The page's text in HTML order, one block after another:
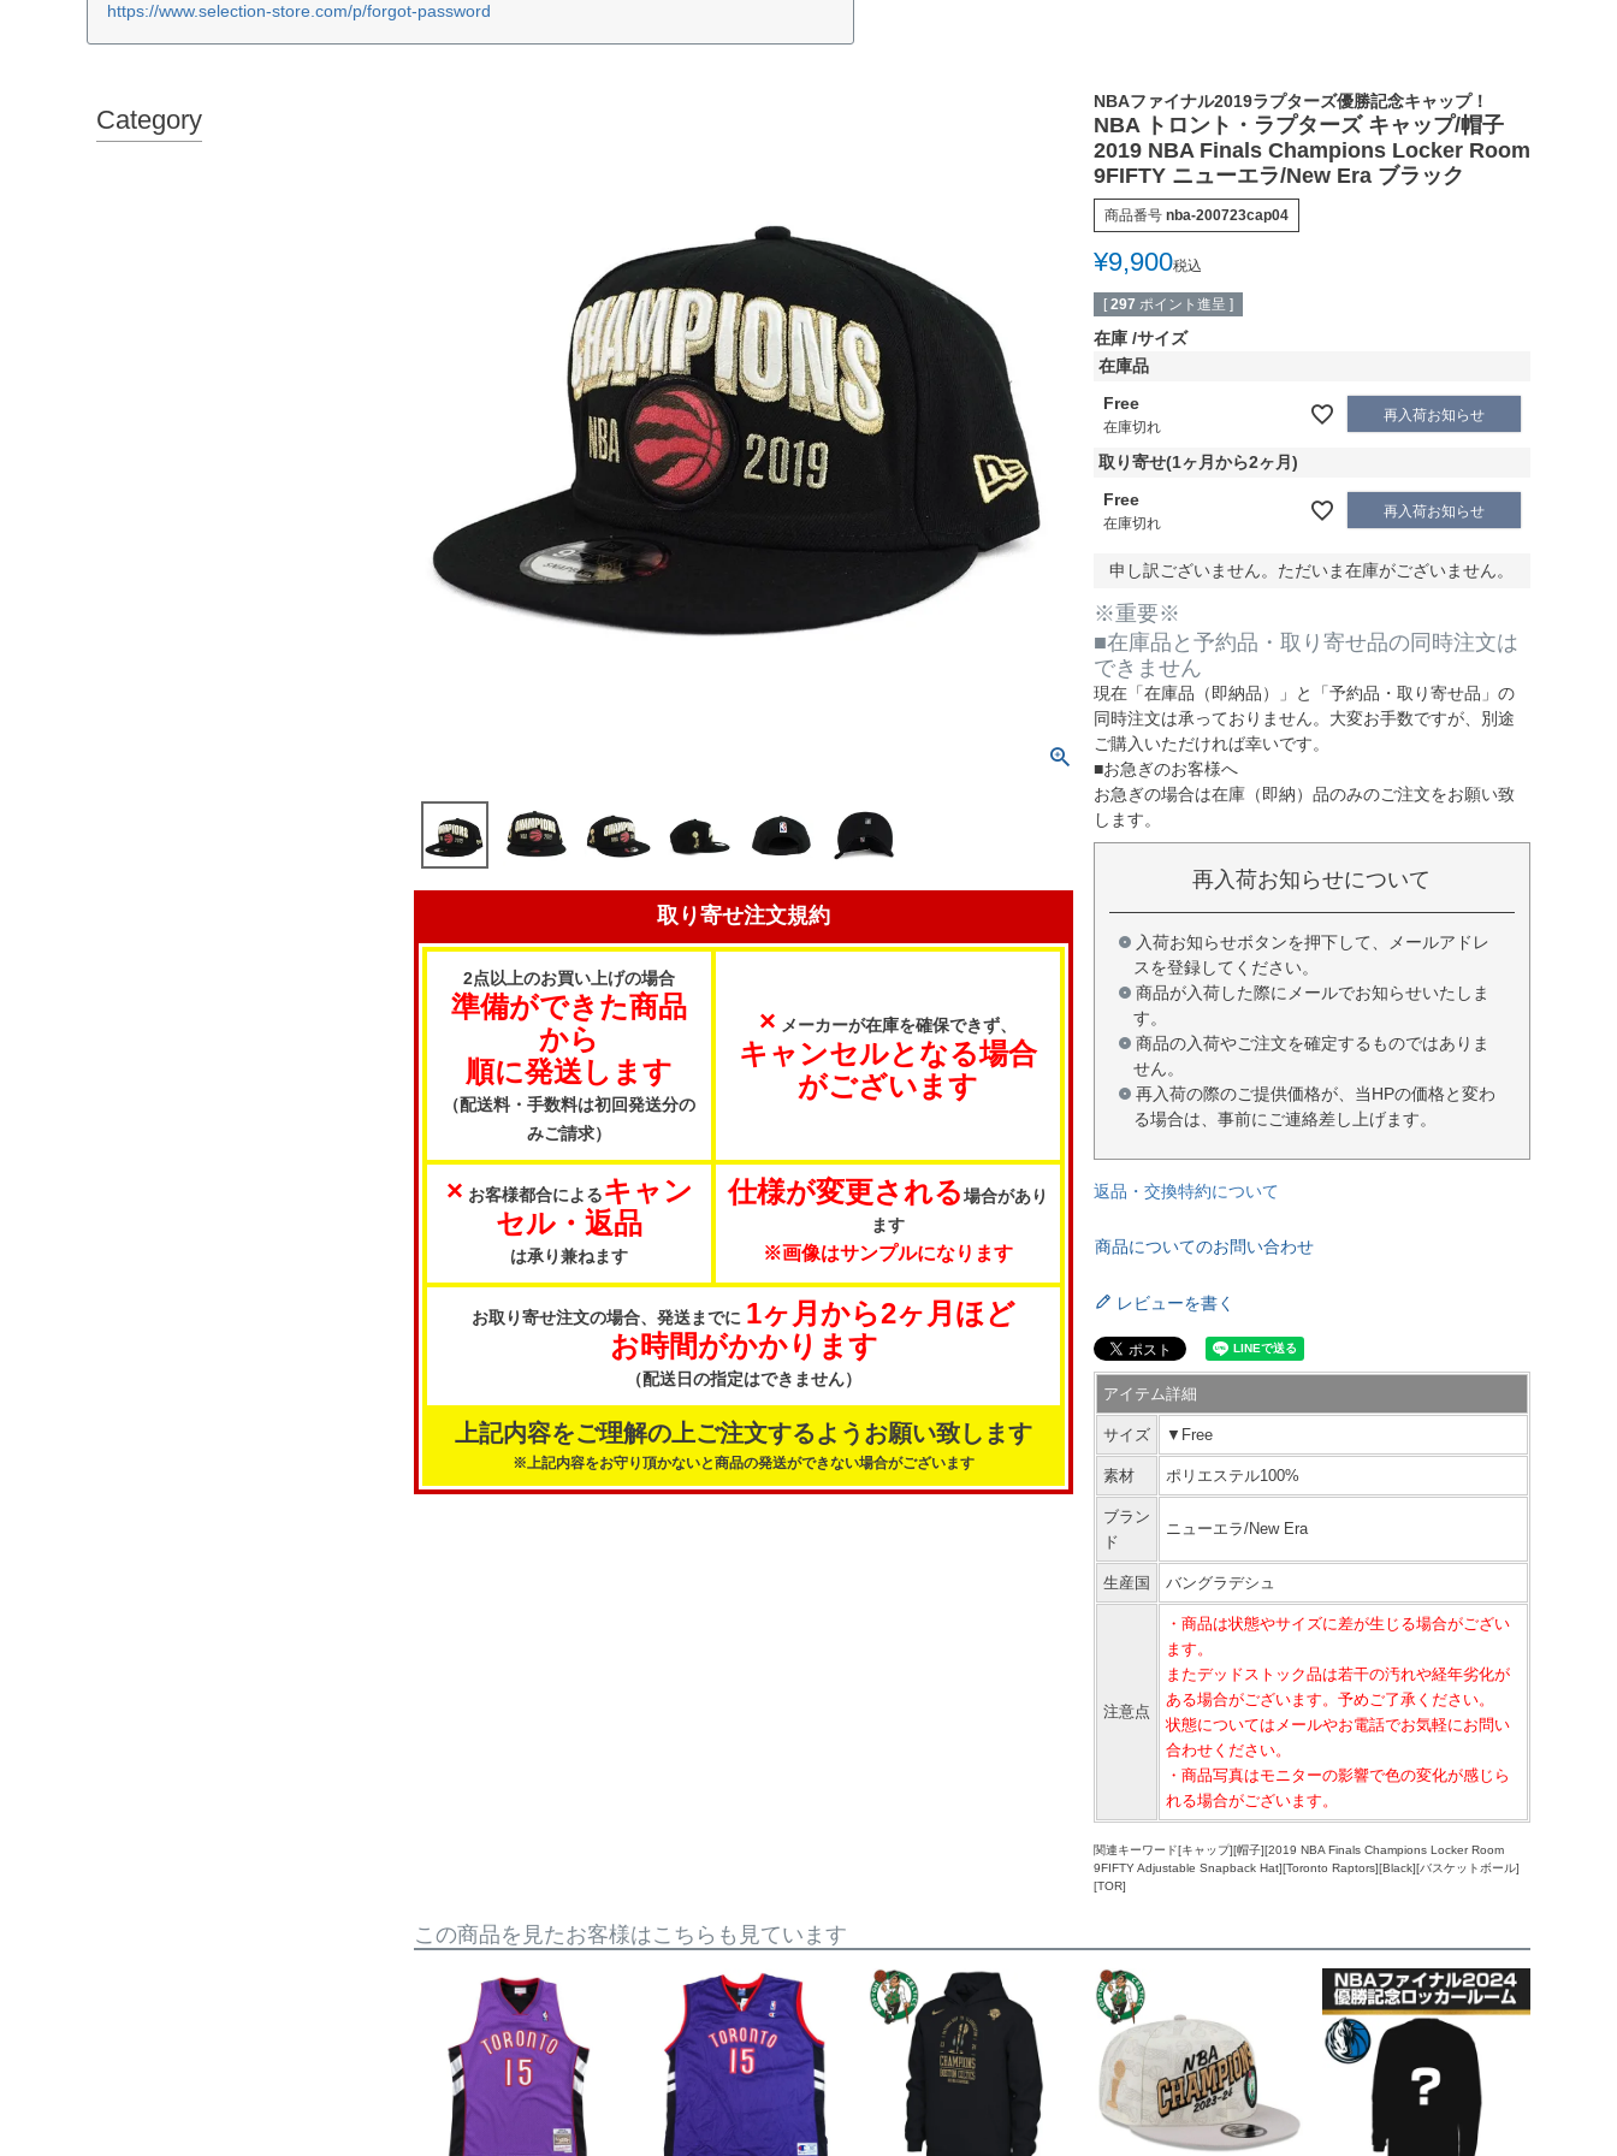
https://www.selection-store.com/p/forgot-password
Category
取り寄せ注文規約
2点以上のお買い上げの場合
準備ができた商品
から
順に発送します
（配送料・手数料は初回発送分の
みご請求）
× メーカーが在庫を確保できず、
キャンセルとなる場合
がございます
× お客様都合によるキャン
セル・返品
は承り兼ねます
仕様が変更される場合があり
ます
※画像はサンプルになります
お取り寄せ注文の場合、発送までに 1ヶ月から2ヶ月ほど
お時間がかかります
（配送日の指定はできません）
上記内容をご理解の上ご注文するようお願い致します
※上記内容をお守り頂かないと商品の発送ができない場合がございます
NBAファイナル2019ラプターズ優勝記念キャップ！
NBA トロント・ラプターズ キャップ/帽子
2019 NBA Finals Champions Locker Room
9FIFTY ニューエラ/New Era ブラック
商品番号 nba-200723cap04
¥9,900税込
[ 297 ポイント進呈 ]
在庫 サイズ
在庫品
Free
在庫切れ
再入荷お知らせ
取り寄せ(1ヶ月から2ヶ月)
Free
在庫切れ
再入荷お知らせ
申し訳ございません。ただいま在庫がございません。
※重要※
■在庫品と予約品・取り寄せ品の同時注文は
できません
現在「在庫品（即納品）」 と 「予約品・取り寄せ品」 の
同時注文は承っておりません。大変お手数ですが、別途
ご購入いただければ幸いです。
■お急ぎのお客様へ
お急ぎの場合は在庫（即納）品のみのご注文をお願い致
します。
再入荷お知らせについて
入荷お知らせボタンを押下して、メールアドレ
スを登録してください。
商品が入荷した際にメールでお知らせいたしま
す。
商品の入荷やご注文を確定するものではありま
せん。
再入荷の際のご提供価格が、当HPの価格と変わ
る場合は、事前にご連絡差し上げます。
返品・交換特約について
商品についてのお問い合わせ
レビューを書く
アイテム詳細
サイズ ▼Free
素材 ポリエステル100%
ブラン
ド
ニューエラ/New Era
生産国 バングラデシュ
注意点
・商品は状態やサイズに差が生じる場合がござい
ます。
またデッドストック品は若干の汚れや経年劣化が
ある場合がございます。予めご了承ください。
状態についてはメールやお電話でお気軽にお問い
合わせください。
・商品写真はモニターの影響で色の変化が感じら
れる場合がございます。
関連キーワード[キャップ][帽子][2019 NBA Finals Champions Locker Room
9FIFTY Adjustable Snapback Hat][Toronto Raptors][Black][バスケットボール]
[TOR]
この商品を見たお客様はこちらも見ています